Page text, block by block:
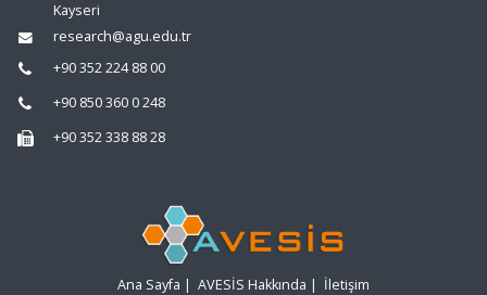
Kayseri
research@agu.edu.tr
+90 352 224 88 00
+90 850 360 0 248
+90 352 338 88 28
Ana Sayfa | AVESİS Hakkında | İletişim